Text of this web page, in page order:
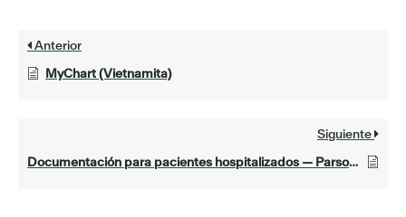
Anterior
MyChart (Vietnamita)
Siguiente
Documentación para pacientes hospitalizados — Parsons